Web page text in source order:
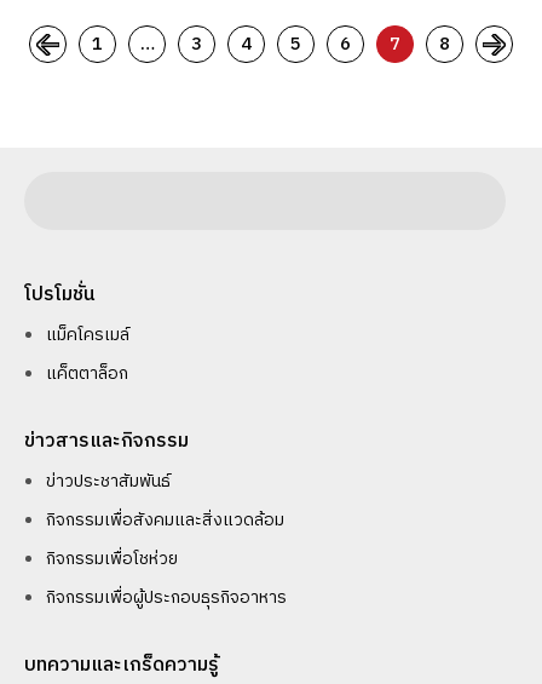
1 … 3 4 5 6 7 8
โปรโมชั่น
แม็คโครเมล์
แค็ตตาล็อก
ข่าวสารและกิจกรรม
ข่าวประชาสัมพันธ์
กิจกรรมเพื่อสังคมและสิ่งแวดล้อม
กิจกรรมเพื่อโชห่วย
กิจกรรมเพื่อผู้ประกอบธุรกิจอาหาร
บทความและเกร็ดความรู้